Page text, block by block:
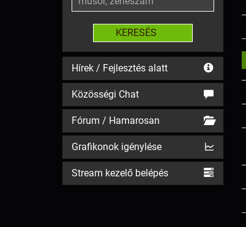
KERESÉS
Hírek / Fejlesztés alatt
Közösségi Chat
Fórum / Hamarosan
Grafikonok igénylése
Stream kezelő belépés